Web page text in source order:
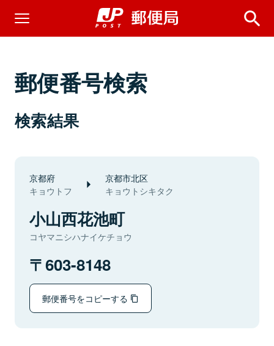
郵便番号検索
検索結果
京都府
キョウトフ
京都市北区
キョウトシキタク
小山西花池町
コヤマニシハナイケチョウ
603-8148
郵便番号をコピーする